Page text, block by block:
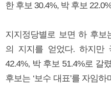
한 후보 30.4%, 박 후보
지지정당별로 보면 하 후보
의 지지를 얻었다. 하지만
42.4%, 박 후보 51.4%로 갈
후보는 ‘보수 대표’를 자임